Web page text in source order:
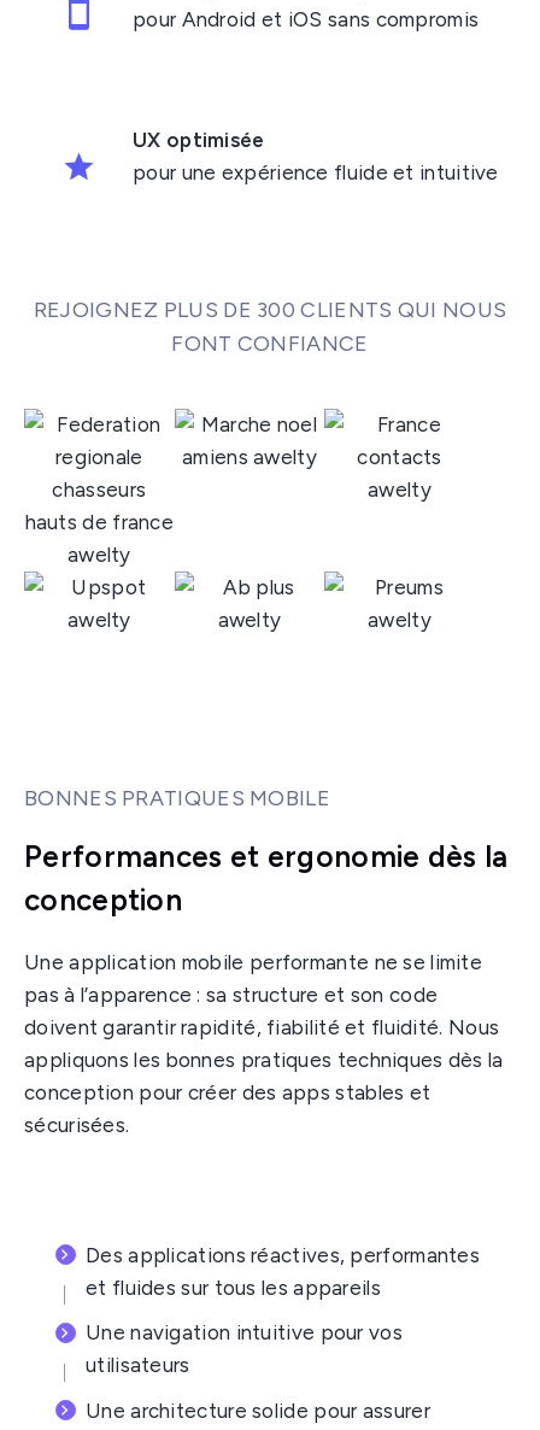
pour Android et iOS sans compromis
UX optimisée
pour une expérience fluide et intuitive
REJOIGNEZ PLUS DE 300 CLIENTS QUI NOUS
FONT CONFIANCE
BONNES PRATIQUES MOBILE
Performances et ergonomie dès la
conception
Une application mobile performante ne se limite
pas à l’apparence : sa structure et son code
doivent garantir rapidité, fiabilité et fluidité. Nous
appliquons les bonnes pratiques techniques dès la
conception pour créer des apps stables et
sécurisées.
Des applications réactives, performantes
et fluides sur tous les appareils
Une navigation intuitive pour vos
utilisateurs
Une architecture solide pour assurer